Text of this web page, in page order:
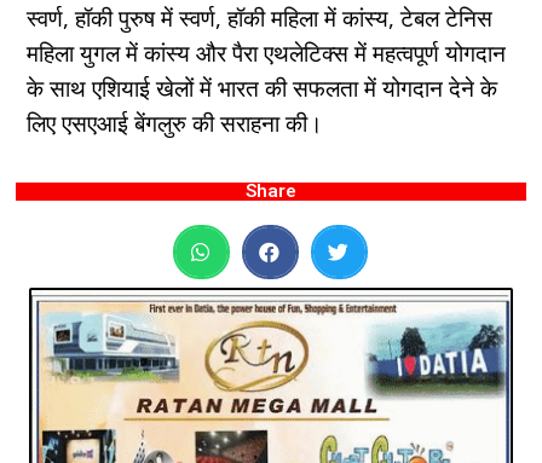
स्वर्ण, हॉकी पुरुष में स्वर्ण, हॉकी महिला में कांस्य, टेबल टेनिस
महिला युगल में कांस्य और पैरा एथलेटिक्स में महत्वपूर्ण योगदान
के साथ एशियाई खेलों में भारत की सफलता में योगदान देने के
लिए एसएआई बेंगलुरु की सराहना की।
Share